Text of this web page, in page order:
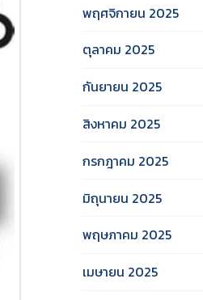
พฤศจิกายน 2025
ตุลาคม 2025
กันยายน 2025
สิงหาคม 2025
กรกฎาคม 2025
มิถุนายน 2025
พฤษภาคม 2025
เมษายน 2025